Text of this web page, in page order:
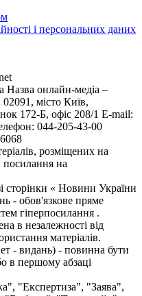
і персональних даних
Назва онлайн-медіа –
місто Київ,
172-Б, офіс 208/1 E-mail:
044-205-43-00
розміщених на
посилання на
сторінки « Новини України
- обов'язкове пряме
гіперпосилання .
в незалежності від
матеріалів.
- видань) - повинна бути
в першому абзаці
"Експертиза", "Заява",